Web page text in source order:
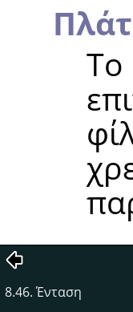
8.46. Ένταση